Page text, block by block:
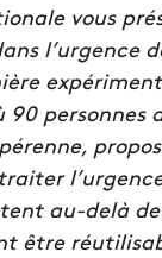
vous
l’urgence
90 personnes
au-delà de
être